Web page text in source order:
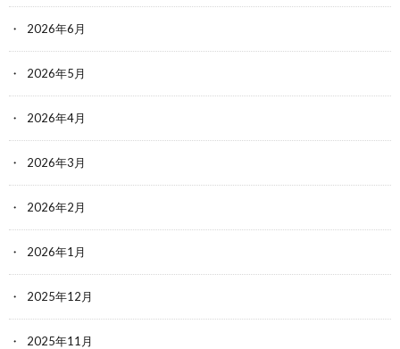
2026年6月
2026年5月
2026年4月
2026年3月
2026年2月
2026年1月
2025年12月
2025年11月